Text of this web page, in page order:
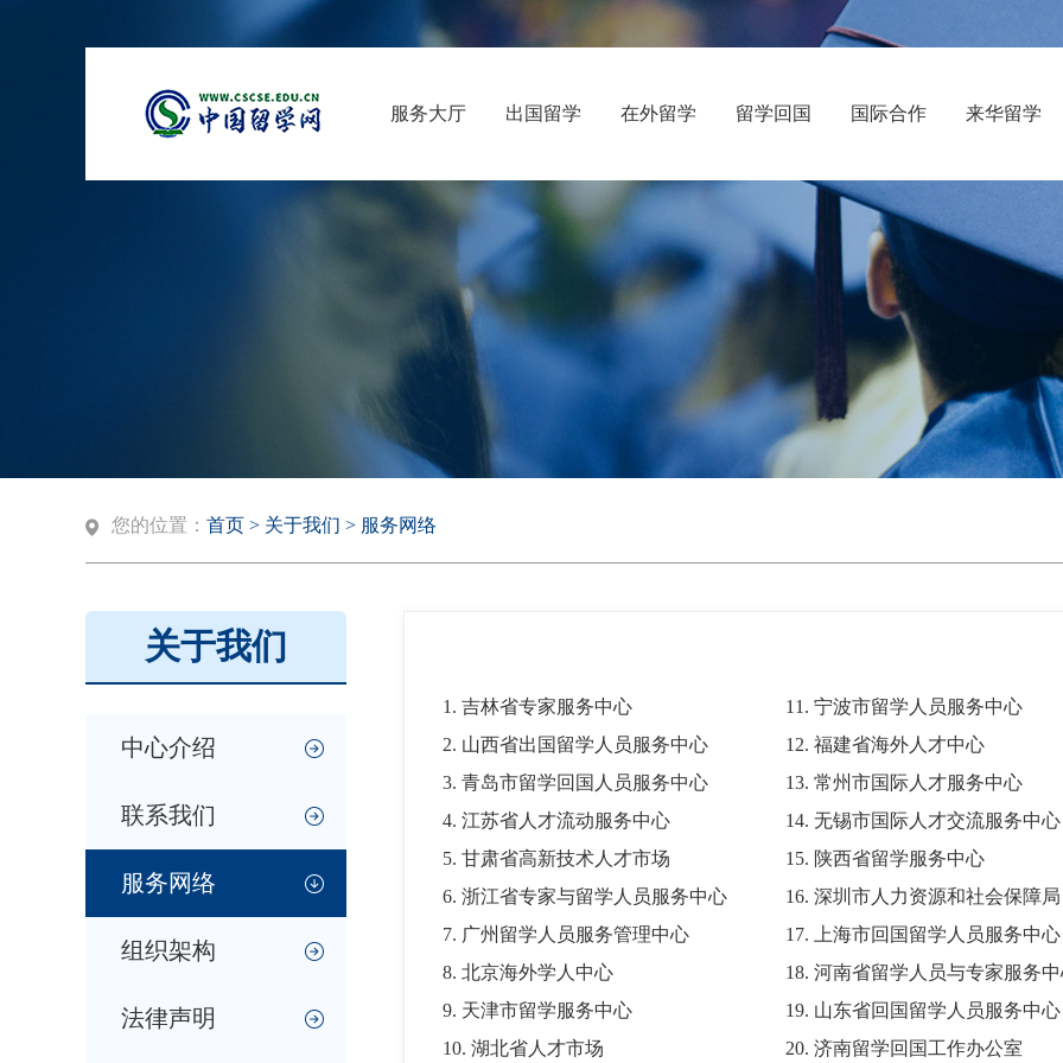
服务大厅 出国留学 在外留学 留学回国 国际合作 来华留学
您的位置： 首页 > 关于我们 > 服务网络
关于我们
中心介绍
联系我们
服务网络
组织架构
法律声明
1. 吉林省专家服务中心
2. 山西省出国留学人员服务中心
3. 青岛市留学回国人员服务中心
4. 江苏省人才流动服务中心
5. 甘肃省高新技术人才市场
6. 浙江省专家与留学人员服务中心
7. 广州留学人员服务管理中心
8. 北京海外学人中心
9. 天津市留学服务中心
10. 湖北省人才市场
11. 宁波市留学人员服务中心
12. 福建省海外人才中心
13. 常州市国际人才服务中心
14. 无锡市国际人才交流服务中心
15. 陕西省留学服务中心
16. 深圳市人力资源和社会保障局
17. 上海市回国留学人员服务中心
18. 河南省留学人员与专家服务
19. 山东省回国留学人员服务中心
20. 济南留学回国工作办公室